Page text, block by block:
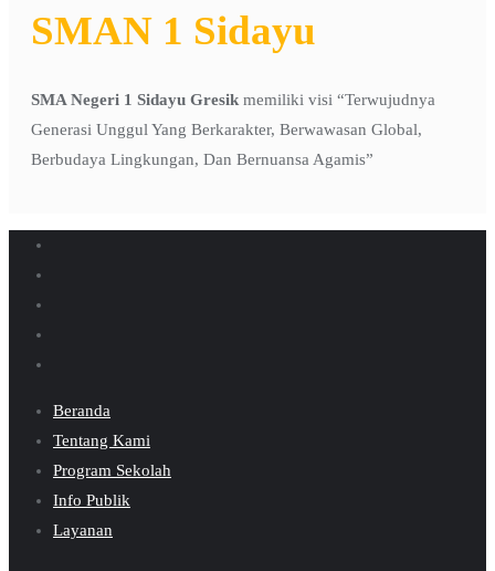
SMAN 1 Sidayu
SMA Negeri 1 Sidayu Gresik memiliki visi “Terwujudnya
Generasi Unggul Yang Berkarakter, Berwawasan Global,
Berbudaya Lingkungan, Dan Bernuansa Agamis”
Beranda
Tentang Kami
Program Sekolah
Info Publik
Layanan